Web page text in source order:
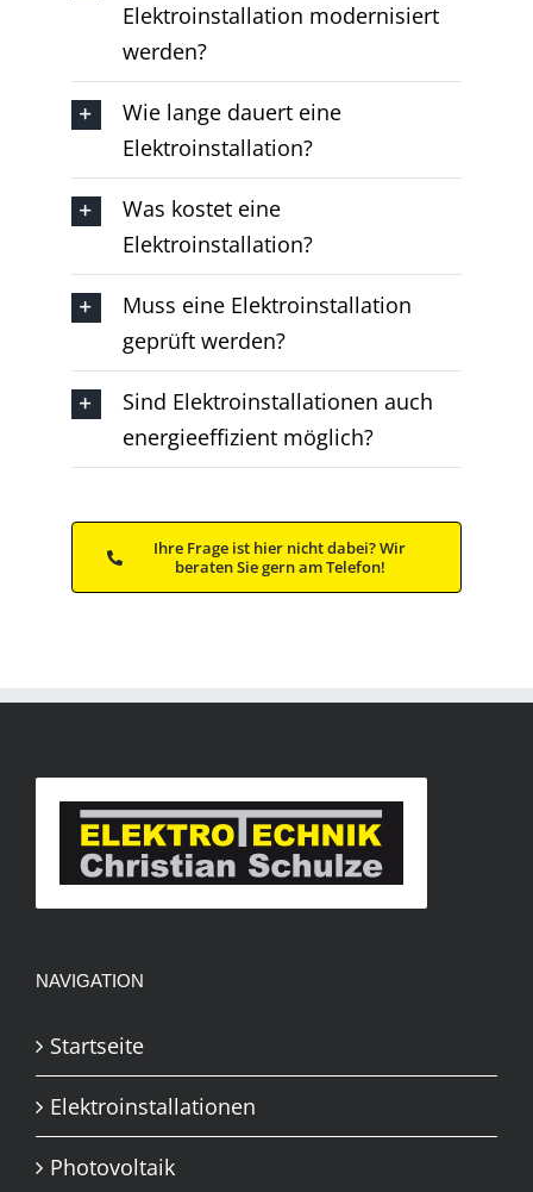
Elektroinstallation modernisiert
werden?
Wie lange dauert eine
Elektroinstallation?
Was kostet eine
Elektroinstallation?
Muss eine Elektroinstallation
geprüft werden?
Sind Elektroinstallationen auch
energieeffizient möglich?
Ihre Frage ist hier nicht dabei? Wir
beraten Sie gern am Telefon!
NAVIGATION
Startseite
Elektroinstallationen
Photovoltaik